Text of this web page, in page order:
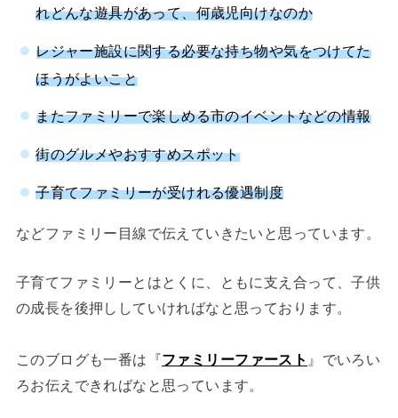
れどんな遊具があって、何歳児向けなのか
レジャー施設に関する必要な持ち物や気をつけてた
ほうがよいこと
またファミリーで楽しめる市のイベントなどの情報
街のグルメやおすすめスポット
子育てファミリーが受けれる優遇制度
などファミリー目線で伝えていきたいと思っています。
子育てファミリーとはとくに、ともに支え合って、子供
の成長を後押ししていければなと思っております。
このブログも一番は『ファミリーファースト 』でいろい
ろお伝えできればなと思っています。